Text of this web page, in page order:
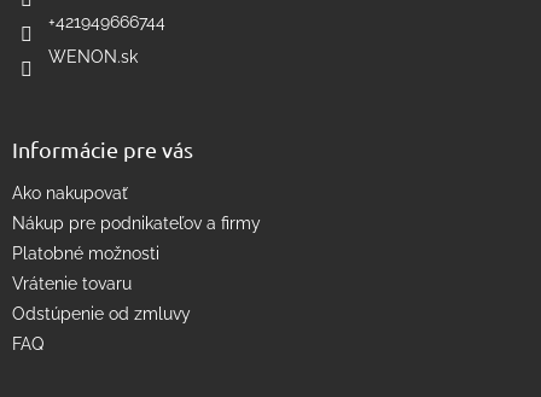
+421949666744
WENON.sk
Informácie pre vás
Ako nakupovať
Nákup pre podnikateľov a firmy
Platobné možnosti
Vrátenie tovaru
Odstúpenie od zmluvy
FAQ